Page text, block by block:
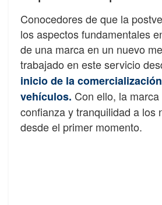
Conocedores de que la
los aspectos fundamentales
de una marca en un nuevo
trabajado en este servicio
inicio de la
vehículos. Con ello, la
confianza y tranquilidad a los
desde el primer momento.